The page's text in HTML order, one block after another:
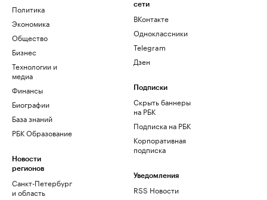
Политика
Экономика
Общество
Бизнес
Технологии и
медиа
Финансы
Биографии
База знаний
РБК Образование
Новости
регионов
Санкт-Петербург
и область
сети
ВКонтакте
Одноклассники
Telegram
Дзен
Подписки
Скрыть баннеры
на РБК
Подписка на РБК
Корпоративная
подписка
Уведомления
RSS Новости